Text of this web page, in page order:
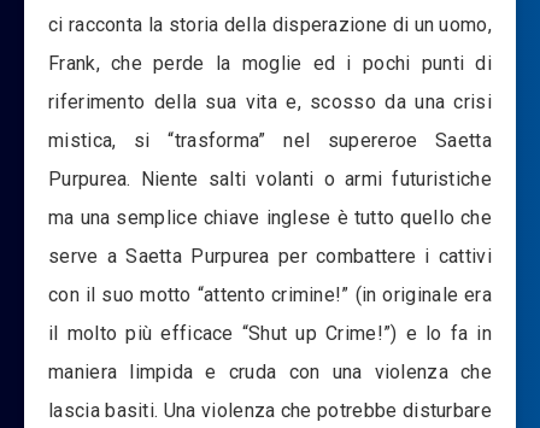
ci racconta la storia della disperazione di un uomo,
Frank, che perde la moglie ed i pochi punti di
riferimento della sua vita e, scosso da una crisi
mistica, si “trasforma” nel supereroe Saetta
Purpurea. Niente salti volanti o armi futuristiche
ma una semplice chiave inglese è tutto quello che
serve a Saetta Purpurea per combattere i cattivi
con il suo motto “attento crimine!” (in originale era
il molto più efficace “Shut up Crime!”) e lo fa in
maniera limpida e cruda con una violenza che
lascia basiti. Una violenza che potrebbe disturbare